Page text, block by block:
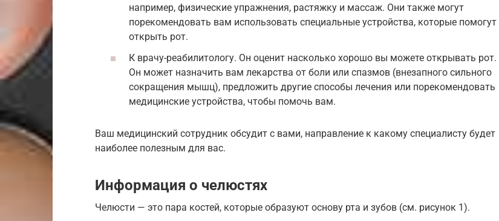
например, физические упражнения, растяжку и массаж. Они также могут
порекомендовать вам использовать специальные устройства, которые помогут
открыть рот.
К врачу-реабилитологу. Он оценит насколько хорошо вы можете открывать рот.
Он может назначить вам лекарства от боли или спазмов (внезапного сильного
сокращения мышц), предложить другие способы лечения или порекомендовать
медицинские устройства, чтобы помочь вам.
Ваш медицинский сотрудник обсудит с вами, направление к какому специалисту будет
наиболее полезным для вас.
Информация о челюстях
Челюсти — это пара костей, которые образуют основу рта и зубов (см. рисунок 1).